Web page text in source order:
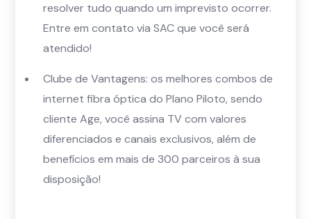
resolver tudo quando um imprevisto ocorrer.
Entre em contato via SAC que você será
atendido!
Clube de Vantagens: os melhores combos de
internet fibra óptica do Plano Piloto, sendo
cliente Age, você assina TV com valores
diferenciados e canais exclusivos, além de
benefícios em mais de 300 parceiros à sua
disposição!